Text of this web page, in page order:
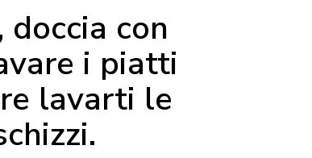
con
i piatti
lavarti le